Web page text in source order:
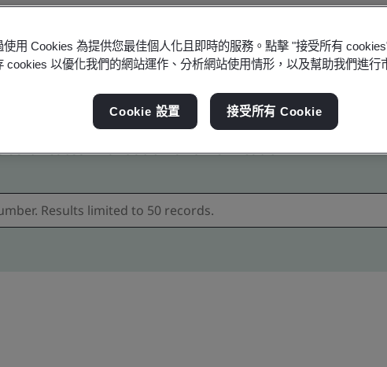
- Validation and Verification
使用 Cookies 為提供您最佳個人化且即時的服務。點擊 "接受所有
cookies 以優化我們的網站運作、分析網站使用情形，以及幫助我們進行
Cookie 設置 接受所有 Cookie